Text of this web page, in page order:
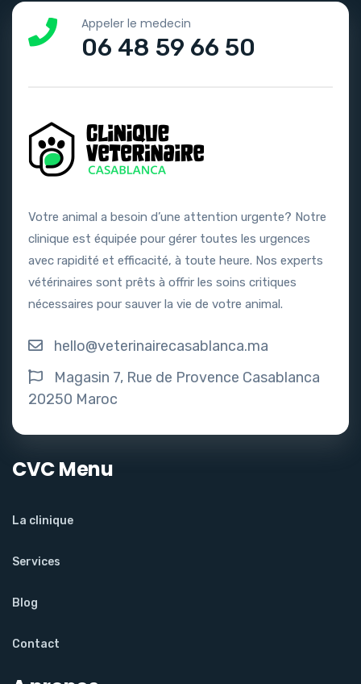
Appeler le medecin
06 48 59 66 50
Votre animal a besoin d’une attention urgente? Notre
clinique est équipée pour gérer toutes les urgences
avec rapidité et efficacité, à toute heure. Nos experts
vétérinaires sont prêts à offrir les soins critiques
nécessaires pour sauver la vie de votre animal.
hello@veterinairecasablanca.ma
Magasin 7, Rue de Provence Casablanca
20250 Maroc
CVC Menu
La clinique
Services
Blog
Contact